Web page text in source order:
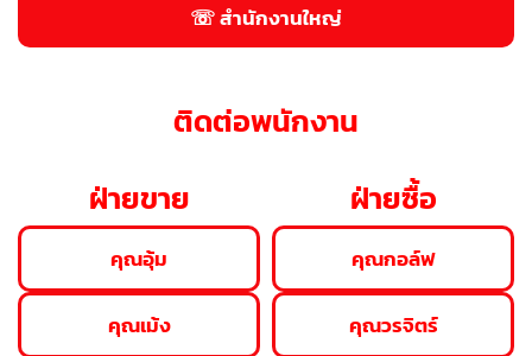
☏ สำนักงานใหญ่
ติดต่อพนักงาน
ฝ่ายขาย
คุณอุ้ม
คุณเม้ง
ฝ่ายซื้อ
คุณกอล์ฟ
คุณวรจิตร์